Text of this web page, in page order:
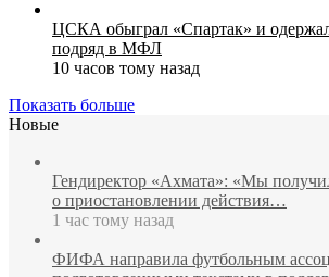
ЦСКА обыграл «Спартак» и
подряд в МФЛ
10 часов тому назад
Показать больше
Новые
Гендиректор «Ахмата»: «Мы
о приостановлении действия…
1 час тому назад
ФИФА направила футбольным